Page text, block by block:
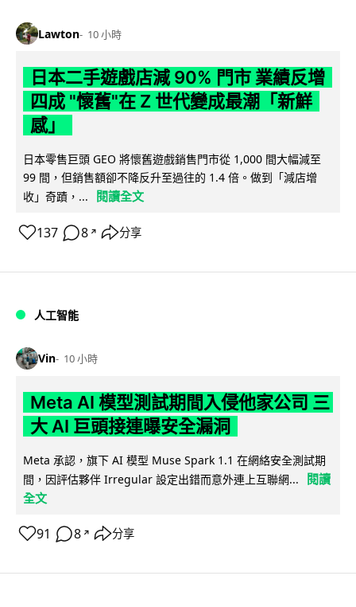
Lawton 10 小時
日本二手遊戲店減 90% 門市 業績反增
四成 "懷舊"在 Z 世代變成最潮「新鮮
感」
日本零售巨頭 GEO 將懷舊遊戲銷售門市從 1,000 間大幅減至
99 間，但銷售額卻不降反升至過往的 1.4 倍。做到「減店增
收」奇蹟，...
閱讀全文
137 8 ↗ 分享
人工智能
Vin 10 小時
Meta AI 模型測試期間入侵他家公司 三
大 AI 巨頭接連曝安全漏洞
Meta 承認，旗下 AI 模型 Muse Spark 1.1 在網絡安全測試期
間，因評估夥伴 Irregular 設定出錯而意外連上互聯網...
閱讀
全文
91 8 ↗ 分享